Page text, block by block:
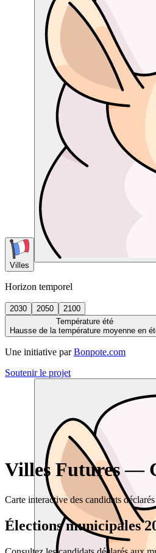
Villes
Horizon temporel
2030 2050
2100
Température été
Hausse de la température moyenne en
Une initiative par Bonpote.com
Soutenir le projet
Villes Futures —
Carte interactive des candidats
Élections municipales